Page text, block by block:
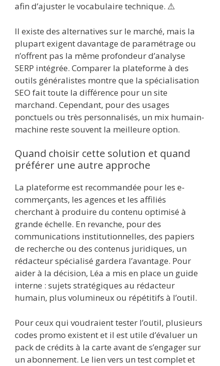
afin d’ajuster le vocabulaire technique. ⚠️
Il existe des alternatives sur le marché, mais la
plupart exigent davantage de paramétrage ou
n’offrent pas la même profondeur d’analyse
SERP intégrée. Comparer la plateforme à des
outils généralistes montre que la spécialisation
SEO fait toute la différence pour un site
marchand. Cependant, pour des usages
ponctuels ou très personnalisés, un mix humain-
machine reste souvent la meilleure option.
Quand choisir cette solution et quand
préférer une autre approche
La plateforme est recommandée pour les e-
commerçants, les agences et les affiliés
cherchant à produire du contenu optimisé à
grande échelle. En revanche, pour des
communications institutionnelles, des papiers
de recherche ou des contenus juridiques, un
rédacteur spécialisé gardera l’avantage. Pour
aider à la décision, Léa a mis en place un guide
interne : sujets stratégiques au rédacteur
humain, plus volumineux ou répétitifs à l’outil.
Pour ceux qui voudraient tester l’outil, plusieurs
codes promo existent et il est utile d’évaluer un
pack de crédits à la carte avant de s’engager sur
un abonnement. Le lien vers un test complet et